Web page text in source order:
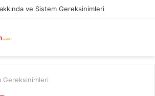
ve Sistem Gereksinimleri
Gereksinimleri